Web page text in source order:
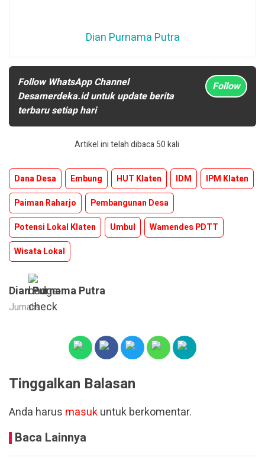
Dian Purnama Putra
Follow WhatsApp Channel
Desamerdeka.id untuk update berita
terbaru setiap hari
Follow
Artikel ini telah dibaca 50 kali
Dana Desa Embung HUT Klaten IDM
IPM Klaten
Paiman Raharjo
Pembangunan Desa
Potensi Lokal Klaten
Umbul
Wamendes PDTT
Wisata Lokal
Dian Purnama Putra
Jurnalis
Tinggalkan Balasan
Anda harus masukuntuk berkomentar.
Baca Lainnya